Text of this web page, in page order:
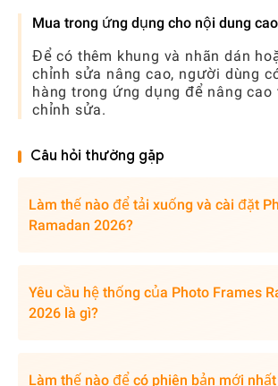
Mua trong ứng dụng cho nội dung
Để có thêm khung và nhãn dán
chỉnh sửa nâng cao, người dùng
hàng trong ứng dụng để nâng cao
chỉnh sửa.
Câu hỏi thường gặp
Làm thế nào để tải xuống và cài đặt
Ramadan 2026?
Yêu cầu hệ thống của Photo Frames
2026 là gì?
Làm thế nào để có phiên bản mới